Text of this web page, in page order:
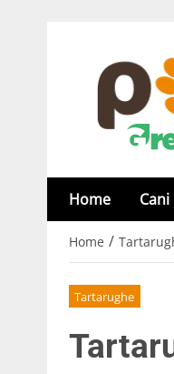
Home Cani
Home /
Tartarughe